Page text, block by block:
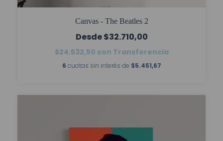
Canvas - The Beatles 2
$32.710,00
$24.532,50 con Transferencia
6 cuotas sin interés de $5.451,67